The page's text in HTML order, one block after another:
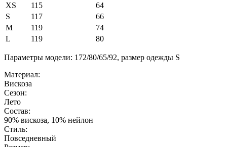
XS
115
64
S
117
66
M
119
74
L
119 80
Параметры модели: 172/80/65/92, размер одежды S
Материал:
Вискоза
Сезон:
Лето
Состав:
90% вискоза, 10% нейлон
Стиль:
Повседневный